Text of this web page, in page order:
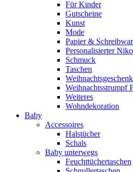
Für Kinder
Gutscheine
Kunst
Mode
Papier &
Personalisierter
Schmuck
Taschen
Weihnachtsstrumpf
Weiteres
Wohndekoration
Baby
Accessoires
Halstücher
Schals
Baby unterwegs
Feuchttüchertaschen